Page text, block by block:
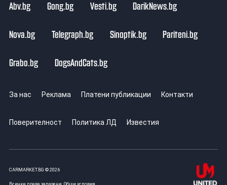
Abv.bg Gong.bg Vesti.bg DarikNews.bg
Nova.bg Telegraph.bg Sinoptik.bg Pariteni.bg
Grabo.bg DogsAndCats.bg
За нас Реклама Платени публикации Контакти
Поверителност Политика ЛД Известия
CARMARKET.BG © 2026
Всички права запазени. Общи условия